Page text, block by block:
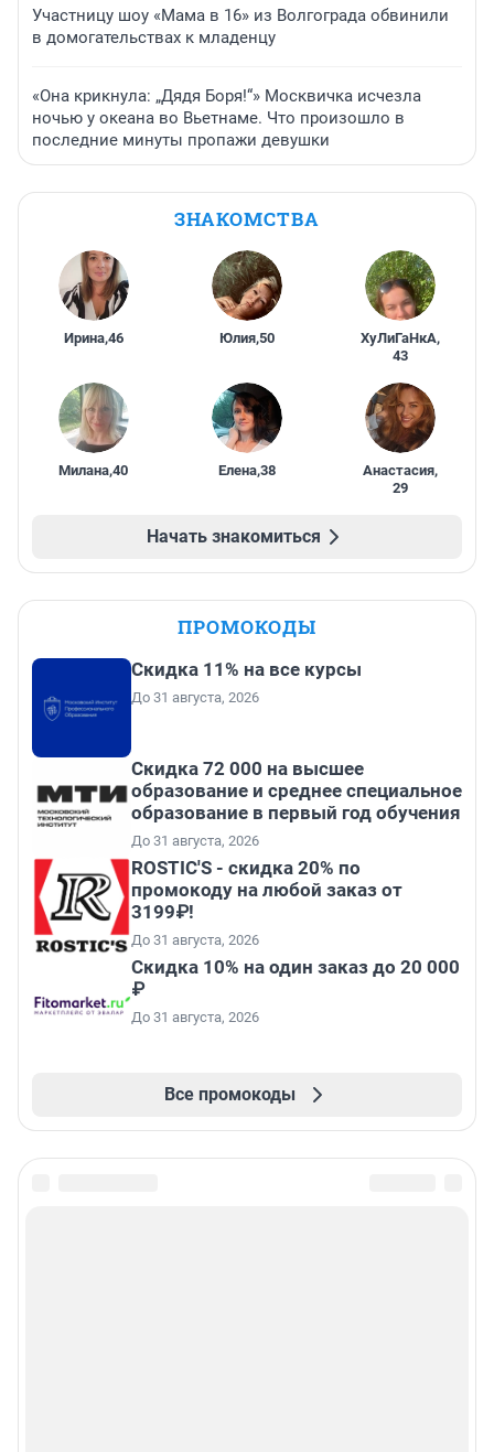
Участницу шоу «Мама в 16» из Волгограда обвинили
в домогательствах к младенцу
«Она крикнула: „Дядя Боря!“» Москвичка исчезла
ночью у океана во Вьетнаме. Что произошло в
последние минуты пропажи девушки
ЗНАКОМСТВА
Ирина,46 Юлия,50 ХуЛиГаНкА,
43
Милана,40 Елена,38 Анастасия,
29
Начать знакомиться
ПРОМОКОДЫ
Скидка 11% на все курсы
До 31 августа, 2026
Скидка 72 000 на высшее
образование и среднее специальное
образование в первый год обучения
До 31 августа, 2026
ROSTIC'S - скидка 20% по
промокоду на любой заказ от
3199₽!
До 31 августа, 2026
Скидка 10% на один заказ до 20 000
₽
До 31 августа, 2026
Все промокоды